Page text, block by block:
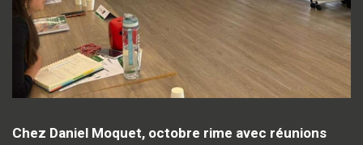
Chez Daniel Moquet, octobre rime avec réunions